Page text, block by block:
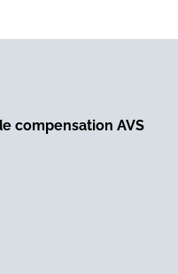
compensation AVS